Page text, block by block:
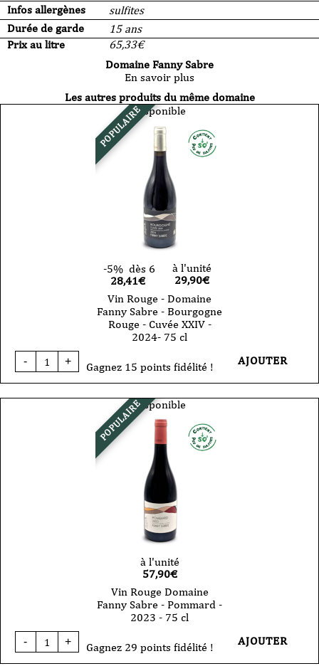
Infos allergènes
sulfites
Durée de garde
15 ans
Prix au litre
65,33€
Domaine Fanny Sabre
En savoir plus
Les autres produits du même domaine
POPULAIREDisponible
-5% dès 6
28,41€
à l'unité
29,90€
Vin Rouge - Domaine
Fanny Sabre - Bourgogne
Rouge - Cuvée XXIV -
2024- 75 cl
-
quantité
de
-
+ Gagnez 15 points fidélité ! AJOUTER
POPULAIREDisponible
à l'unité
57,90€
Vin Rouge Domaine
Fanny Sabre - Pommard -
2023 - 75 cl
-
quantité
de
+ Gagnez 29 points fidélité ! AJOUTER